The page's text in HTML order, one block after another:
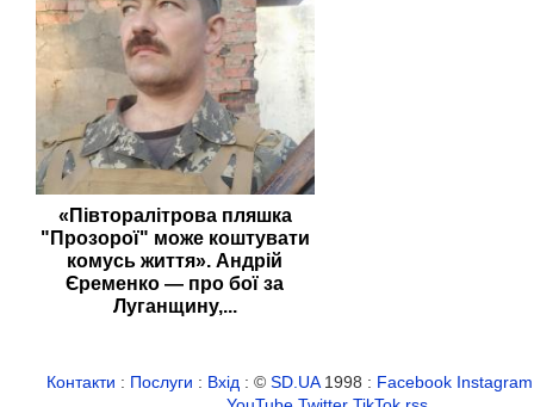
«Півторалітрова пляшка
"Прозорої" може коштувати
комусь життя». Андрій
Єременко — про бої за
Луганщину,...
Контакти : Послуги : Вхід : ©SD.UA1998 : Facebook Instagram